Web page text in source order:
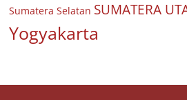
Sumatera Selatan SUMATERA
Yogyakarta